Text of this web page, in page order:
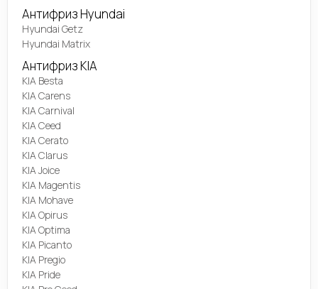
Антифриз Hyundai
Hyundai Getz
Hyundai Matrix
Антифриз KIA
KIA Besta
KIA Carens
KIA Carnival
KIA Ceed
KIA Cerato
KIA Clarus
KIA Joice
KIA Magentis
KIA Mohave
KIA Opirus
KIA Optima
KIA Picanto
KIA Pregio
KIA Pride